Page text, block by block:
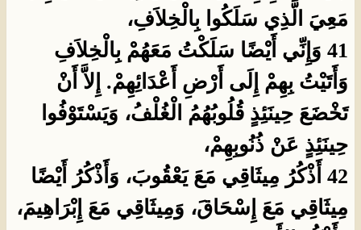
مَعِيَ الَّذِي سَلَكُوا بِالْخِلاَفِ،
41 وَإِنِّي أَيْضًا سَلَكْتُ مَعَهُمْ بِالْخِلاَفِ
وَأَتَيْتُ بِهِمْ إِلَى أَرْضِ أَعْدَائِهِمْ. إِلاَّ أَنْ
تَخْضَعَ حِينَئِذٍ قُلُوبُهُمُ الْغُلْفُ، وَيَسْتَوْفُوا
حِينَئِذٍ عَنْ ذُنُوبِهِمْ،
42 أَذْكُرُ مِيثَاقِي مَعَ يَعْقُوبَ، وَأَذْكُرُ أَيْضًا
مِيثَاقِي مَعَ إِسْحَاقَ، وَمِيثَاقِي مَعَ إِبْرَاهِيمَ،